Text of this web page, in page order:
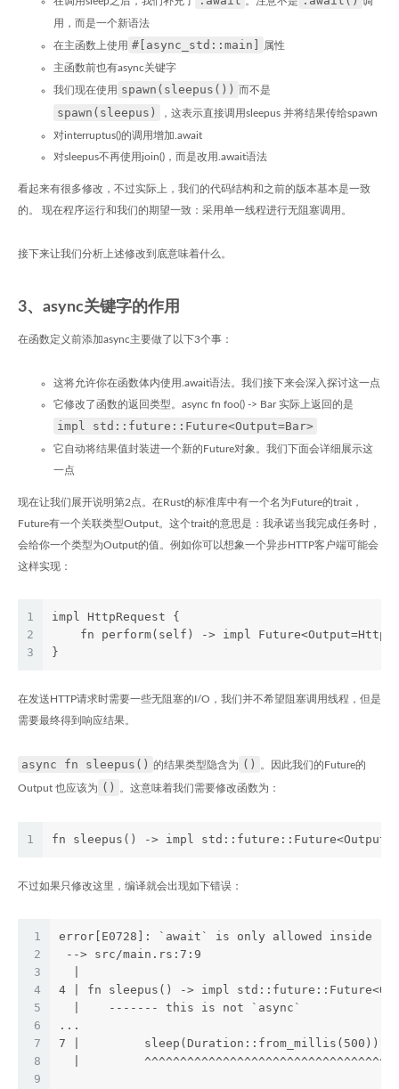
用，而是一个新语法
在主函数上使用 #[async_std::main] 属性
主函数前也有async关键字
我们现在使用 spawn(sleepus()) 而不是
spawn(sleepus) ，这表示直接调用sleepus 并将结果传给spawn
对interruptus()的调用增加.await
对sleepus不再使用join()，而是改用.await语法
看起来有很多修改，不过实际上，我们的代码结构和之前的版本基本是一致
的。 现在程序运行和我们的期望一致：采用单一线程进行无阻塞调用。
接下来让我们分析上述修改到底意味着什么。
3、async关键字的作用
在函数定义前添加async主要做了以下3个事：
这将允许你在函数体内使用.await语法。我们接下来会深入探讨这一点
它修改了函数的返回类型。async fn foo() -> Bar 实际上返回的是
impl std::future::Future<Output=Bar>
它自动将结果值封装进一个新的Future对象。我们下面会详细展示这
一点
现在让我们展开说明第2点。在Rust的标准库中有一个名为Future的trait，
Future有一个关联类型Output。这个trait的意思是：我承诺当我完成任务时，
会给你一个类型为Output的值。例如你可以想象一个异步HTTP客户端可能会
这样实现：
1
2
3
impl HttpRequest {
fn perform(self) -> impl
}
在发送HTTP请求时需要一些无阻塞的I/O，我们并不希望阻塞调用线程，但是
需要最终得到响应结果。
async fn sleepus() 的结果类型隐含为 () 。因此我们的Future的
Output 也应该为 () 。这意味着我们需要修改函数为：
1 fn sleepus() -> impl
不过如果只修改这里，编译就会出现如下错误：
1
2
3
4
5
6
7
8
9
error[E0728]: `await` is only allowed inside
--> src/main.rs:7:9
4 | fn sleepus() -> impl
  |    ------- this is not `async`
...
7 |
|